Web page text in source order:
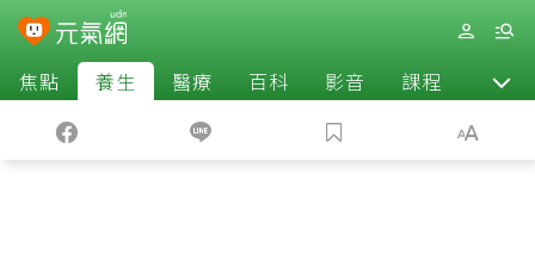
焦點 養生 醫療 百科 影音 課程 退休